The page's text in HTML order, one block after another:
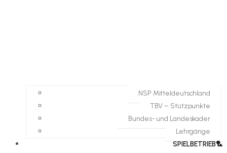
NSP Mitteldeutschland
TBV – Stützpunkte
Bundes- und Landeskader
Lehrgänge
SPIELBETRIEB🏸